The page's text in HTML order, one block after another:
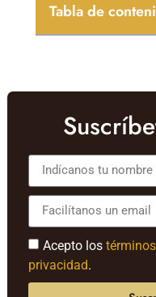
Tabla de
Acepto los
privacidad.